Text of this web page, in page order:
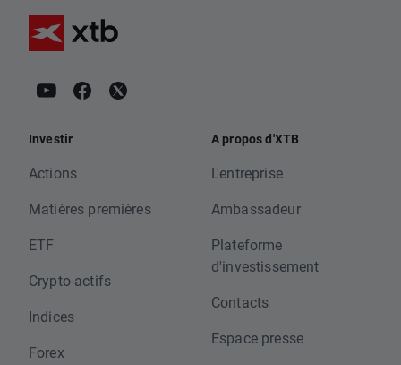
Investir
Actions
Matières premières
ETF
Crypto-actifs
Indices
Forex
A propos d'XTB
L'entreprise
Ambassadeur
Plateforme
d'investissement
Contacts
Espace presse